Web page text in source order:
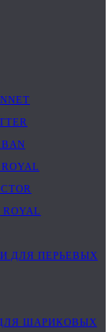
ДЛЯ ПЕРЬЕВЫХ
ШАРИКОВЫХ